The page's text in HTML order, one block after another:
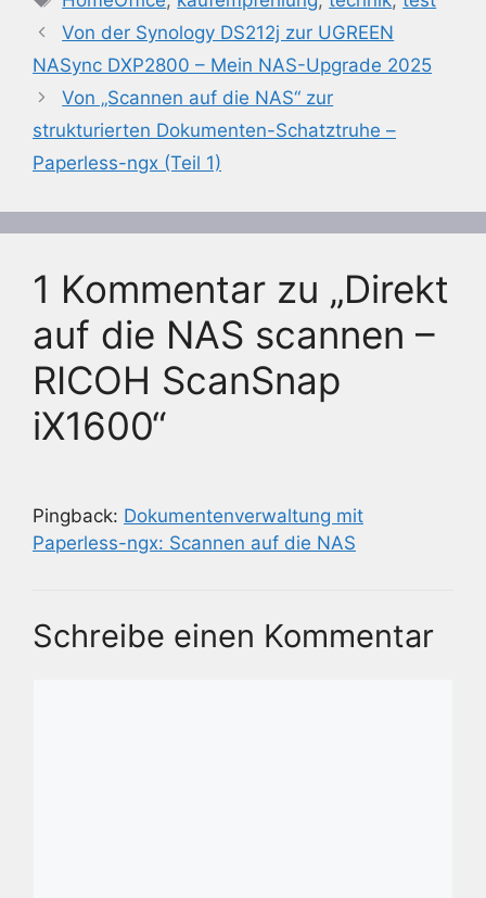
Von der Synology DS212j zur UGREEN
NASync DXP2800 – Mein NAS-Upgrade 2025
Von „Scannen auf die NAS“ zur
strukturierten Dokumenten-Schatztruhe –
Paperless-ngx (Teil 1)
1 Kommentar zu „Direkt
auf die NAS scannen –
RICOH ScanSnap
iX1600“
Pingback: Dokumentenverwaltung mit
Paperless-ngx: Scannen auf die NAS
Schreibe einen Kommentar